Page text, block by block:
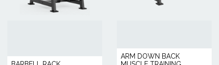
ARM DOWN BACK